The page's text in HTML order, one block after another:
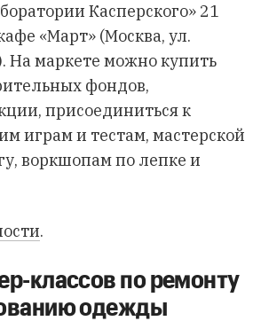
Касперского» 21
«Март» (Москва, ул.
На маркете можно купить
фондов,
присоединиться к
играм и тестам, мастерской
воркшопам по лепке и
.
классов по ремонту
одежды